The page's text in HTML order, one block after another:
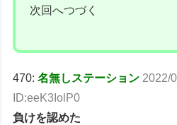
次回へつづく
470:名無しステーション 2022/
ID:eeK3IolP0
負けを認めた